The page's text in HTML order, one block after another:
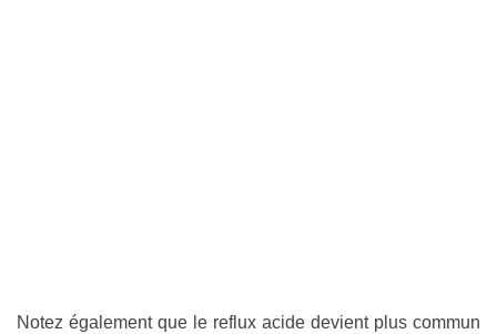
Notez également que le reflux acide devient plus commun